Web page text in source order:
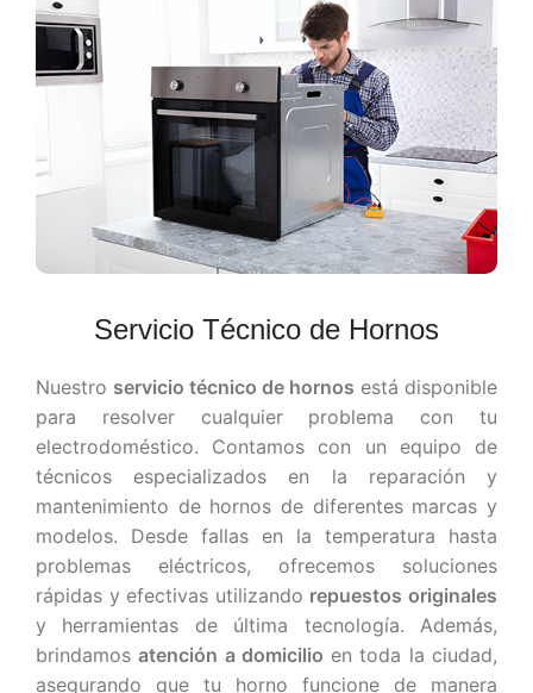
Servicio Técnico de Hornos
Nuestro servicio técnico de hornos está disponible
para resolver cualquier problema con tu
electrodoméstico. Contamos con un equipo de
técnicos especializados en la reparación y
mantenimiento de hornos de diferentes marcas y
modelos. Desde fallas en la temperatura hasta
problemas eléctricos, ofrecemos soluciones
rápidas y efectivas utilizando repuestos originales
y herramientas de última tecnología. Además,
brindamosatención a domicilio en toda la ciudad,
asegurando que tu horno funcione de manera